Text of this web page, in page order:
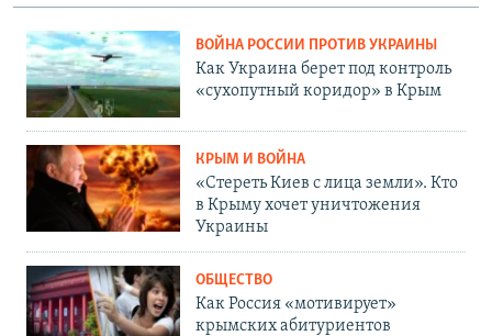
ВОЙНА РОССИИ ПРОТИВ УКРАИНЫ
Как Украина берет под контроль
«сухопутный коридор» в Крым
КРЫМ И ВОЙНА
«Стереть Киев с лица земли». Кто
в Крыму хочет уничтожения
Украины
ОБЩЕСТВО
Как Россия «мотивирует»
крымских абитуриентов